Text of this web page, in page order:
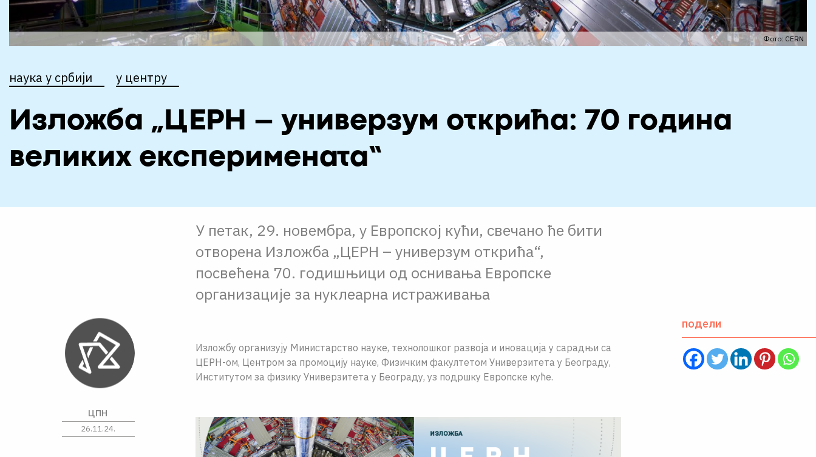
Фото: CERN
наука у србији у центру
Изложба „ЦЕРН – универзум открића: 70 година
великих експеримената“
У петак, 29. новембра, у Европској кући, свечано ће бити
отворена Изложба „ЦЕРН – универзум открића“,
посвећена 70. годишњици од оснивања Европске
организације за нуклеарна истраживања
Изложбу организују Министарство науке, технолошког развоја и иновација у сарадњи са
ЦЕРН-ом, Центром за промоцију науке, Физичким факултетом Универзитета у Београду,
Институтом за физику Универзитета у Београду, уз подршку Европске куће.
ЦПН
26.11.24.
подели